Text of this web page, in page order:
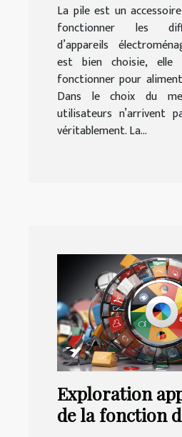
La pile est un
fonctionner les
d’appareils
est bien choisie, elle
fonctionner pour
Dans le choix du
utilisateurs n’arrivent
véritablement. La...
Exploration
de la fonction